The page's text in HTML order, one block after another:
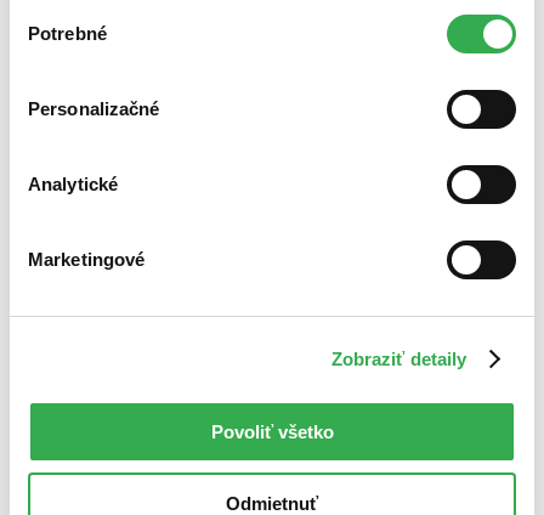
nám pomohlo, keby sme mohli používať všetky tieto
súhlasu
Potrebné
Personalizačné
Analytické
Marketingové
Zobraziť detaily
Povoliť všetko
Odmietnuť
Bestsellery
Najdrahšie